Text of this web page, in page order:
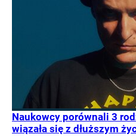
Naukowcy porównali 3
wiązała się z dłuższym